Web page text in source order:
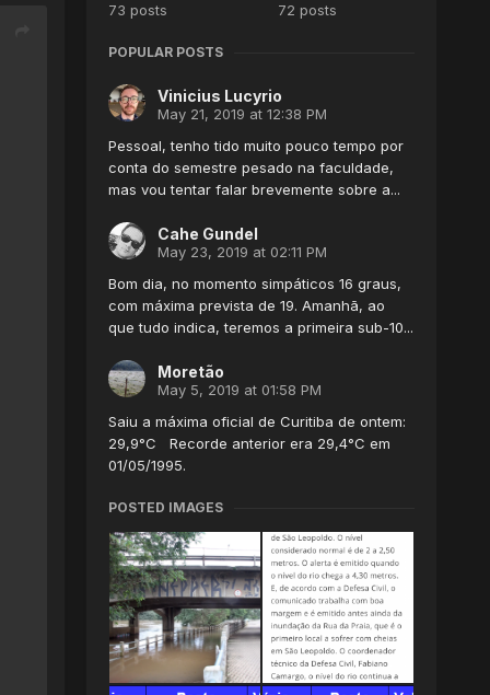
73 posts
72 posts
POPULAR POSTS
Vinicius Lucyrio
May 21, 2019 at 12:38 PM
Pessoal, tenho tido muito pouco tempo por
conta do semestre pesado na faculdade,
mas vou tentar falar brevemente sobre a...
Cahe Gundel
May 23, 2019 at 02:11 PM
Bom dia, no momento simpáticos 16 graus,
com máxima prevista de 19. Amanhã, ao
que tudo indica, teremos a primeira sub-10...
Moretão
May 5, 2019 at 01:58 PM
Saiu a máxima oficial de Curitiba de ontem:
29,9°C Recorde anterior era 29,4°C em
01/05/1995.
POSTED IMAGES